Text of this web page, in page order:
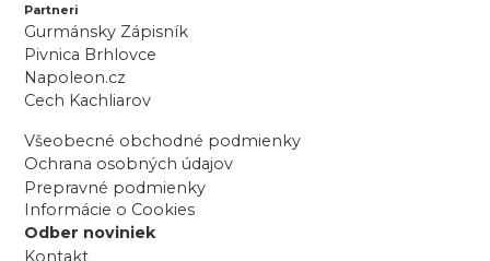
Partneri
Gurmánsky Zápisník
Pivnica Brhlovce
Napoleon.cz
Cech Kachliarov
Všeobecné obchodné podmienky
Ochrana osobných údajov
Prepravné podmienky
Informácie o Cookies
Odber noviniek
Kontakt